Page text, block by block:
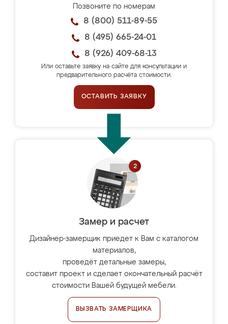
Позвоните по номерам
8 (800) 511-89-55
8 (495) 665-24-01
8 (926) 409-68-13
Или оставьте заявку на сайте для консультации и
предварительного расчёта стоимости.
ОСТАВИТЬ ЗАЯВКУ
Замер и расчет
Дизайнер-замерщик приедет к Вам с каталогом
материалов,
проведёт детальные замеры,
составит проект и сделает окончательный расчёт
стоимости Вашей будущей мебели.
ВЫЗВАТЬ ЗАМЕРЩИКА